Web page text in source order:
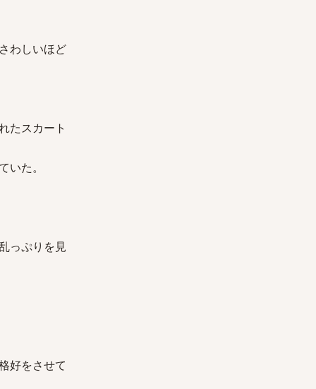
わしいほど
たスカート
た。
っぷりを見
好をさせて